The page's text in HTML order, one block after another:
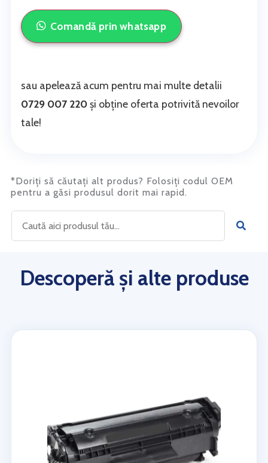
Comandă prin whatsapp
sau apelează acum pentru mai multe detalii
0729 007 220și obține oferta potrivită nevoilor
tale!
*Doriți să căutați alt produs? Folosiți codul OEM
pentru a găsi produsul dorit mai rapid.
Descoperă și alte produse